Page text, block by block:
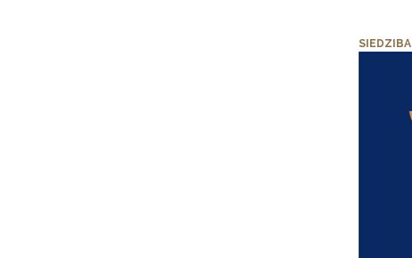
SIEDZIBA